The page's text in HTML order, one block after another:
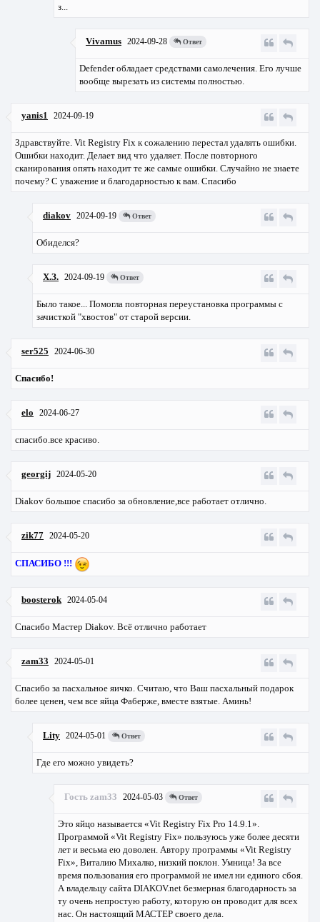
з...
Vivamus 2024-09-28 Ответ
Defender обладает средствами самолечения. Его лучше
вообще вырезать из системы полностью.
yanis1 2024-09-19
Здравствуйте. Vit Registry Fix к сожалению перестал удалять ошибки.
Ошибки находит. Делает вид что удаляет. После повторного
сканирования опять находит те же самые ошибки. Случайно не знаете
почему? С уважение и благодарностью к вам. Спасибо
diakov 2024-09-19 Ответ
Обиделся?
Х.З. 2024-09-19 Ответ
Было такое... Помогла повторная переустановка программы с
зачисткой "хвостов" от старой версии.
ser525 2024-06-30
Спасибо!
elo 2024-06-27
спасибо.все красиво.
georgij 2024-05-20
Diakov большое спасибо за обновление,все работает отлично.
zik77 2024-05-20
СПАСИБО !!!
boosterok 2024-05-04
Спасибо Мастер Diakov. Всё отлично работает
zam33 2024-05-01
Спасибо за пасхальное яичко. Считаю, что Ваш пасхальный подарок
более ценен, чем все яйца Фаберже, вместе взятые. Аминь!
Lity 2024-05-01 Ответ
Где его можно увидеть?
Гость zam33 2024-05-03 Ответ
Это яйцо называется «Vit Registry Fix Pro 14.9.1».
Программой «Vit Registry Fix» пользуюсь уже более десяти
лет и весьма ею доволен. Автору программы «Vit Registry
Fix», Виталию Михалко, низкий поклон. Умница! За все
время пользования его программой не имел ни единого сбоя.
А владельцу сайта DIAKOV.net безмерная благодарность за
ту очень непростую работу, которую он проводит для всех
нас. Он настоящий МАСТЕР своего дела.